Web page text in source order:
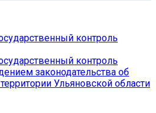
контроль
контроль
законодательства об
Ульяновской области